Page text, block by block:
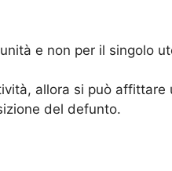
e non per il singolo
allora si può affittare
del defunto.